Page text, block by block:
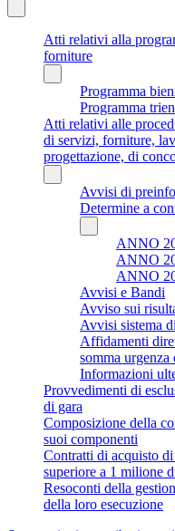
Atti relativi alla
forniture
Programma
Programma
Atti relativi alle
di servizi, forniture,
progettazione, di
Avvisi di
Determine a
ANNO
ANNO
ANNO
Avvisi e Bandi
Avviso sui
Avvisi sistema
Affidamenti
somma
Informazioni
Provvedimenti di
di gara
Composizione della
suoi componenti
Contratti di acquisto
superiore a 1 milione
Resoconti della
della loro esecuzione